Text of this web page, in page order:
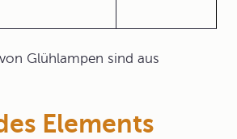
Glühlampen sind aus
Elements